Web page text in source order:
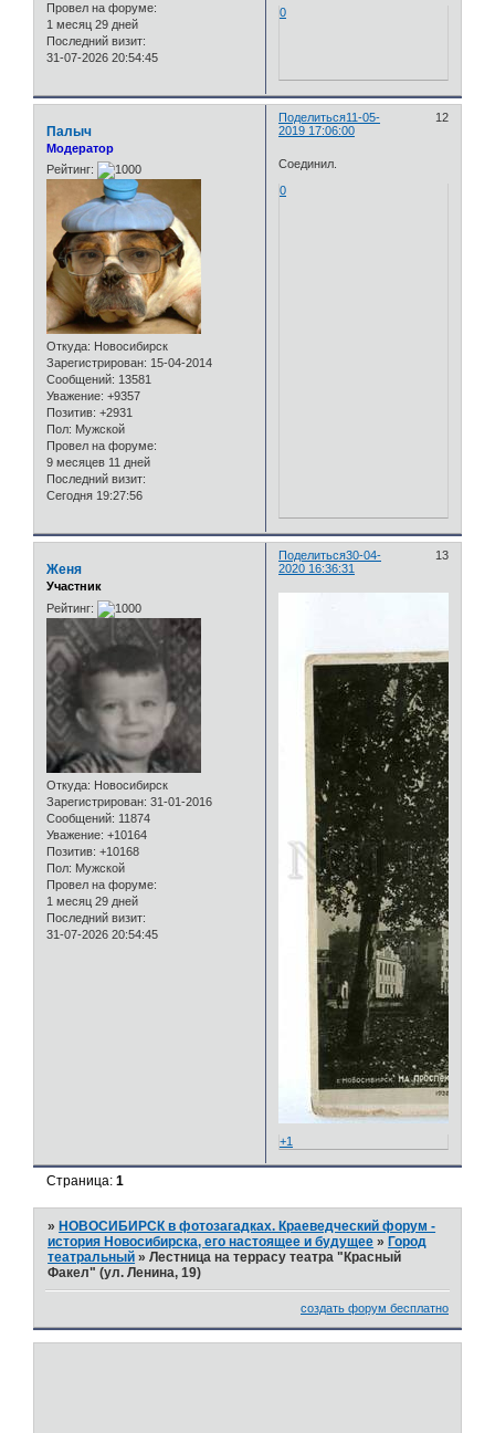
Провел на форуме:
1 месяц 29 дней
Последний визит:
31-07-2026 20:54:45
0
Поделиться 12
11-05-
2019 17:06:00
Палыч
Модератор
Рейтинг:
Откуда: Новосибирск
Зарегистрирован: 15-04-2014
Сообщений: 13581
Уважение: +9357
Позитив: +2931
Пол: Мужской
Провел на форуме:
9 месяцев 11 дней
Последний визит:
Сегодня 19:27:56
Соединил.
0
Поделиться 13
30-04-
2020 16:36:31
Женя
Участник
Рейтинг:
Откуда: Новосибирск
Зарегистрирован: 31-01-2016
Сообщений: 11874
Уважение: +10164
Позитив: +10168
Пол: Мужской
Провел на форуме:
1 месяц 29 дней
Последний визит:
31-07-2026 20:54:45
+1
Страница:1
» НОВОСИБИРСК в фотозагадках. Краеведческий форум -
история Новосибирска, его настоящее и будущее » Город
театральный »Лестница на террасу театра "Красный
Факел" (ул. Ленина, 19)
создать форум бесплатно